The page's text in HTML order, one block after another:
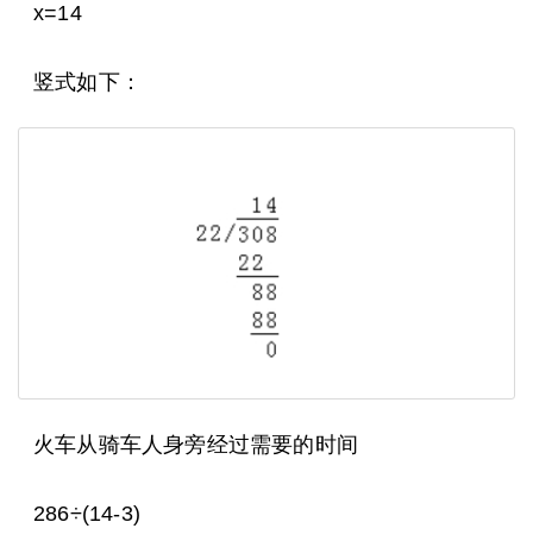
x=14
竖式如下：
火车从骑车人身旁经过需要的时间
286÷(14-3)